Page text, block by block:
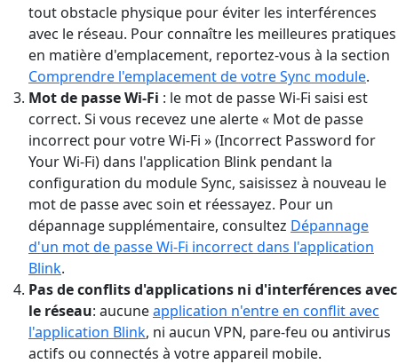
tout obstacle physique pour éviter les interférences
avec le réseau. Pour connaître les meilleures pratiques
en matière d'emplacement, reportez-vous à la section
Comprendre l'emplacement de votre Sync module.
Mot de passe Wi-Fi : le mot de passe Wi-Fi saisi est
correct. Si vous recevez une alerte « Mot de passe
incorrect pour votre Wi-Fi » (Incorrect Password for
Your Wi-Fi) dans l'application Blink pendant la
configuration du module Sync, saisissez à nouveau le
mot de passe avec soin et réessayez. Pour un
dépannage supplémentaire, consultez Dépannage
d'un mot de passe Wi-Fi incorrect dans l'application
Blink.
Pas de conflits d'applications ni d'interférences avec
le réseau: aucuneapplication n'entre en conflit avec
l'application Blink, ni aucun VPN, pare-feu ou antivirus
actifs ou connectés à votre appareil mobile.